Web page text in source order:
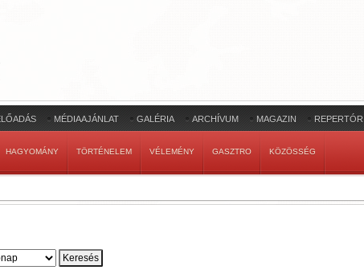
MÉDIAAJÁNLAT GALÉRIA ARCHÍVUM MAGAZIN
HAGYOMÁNY TÖRTÉNELEM VÉLEMÉNY GASZTRO KÖZÖSSÉG